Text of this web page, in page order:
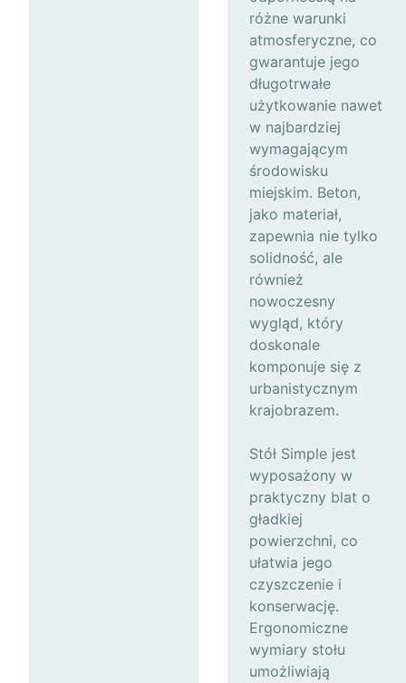
różne warunki
atmosferyczne, co
gwarantuje jego
długotrwałe
użytkowanie nawet
w najbardziej
wymagającym
środowisku
miejskim. Beton,
jako materiał,
zapewnia nie tylko
solidność, ale
również
nowoczesny
wygląd, który
doskonale
komponuje się z
urbanistycznym
krajobrazem.
Stół Simple jest
wyposażony w
praktyczny blat o
gładkiej
powierzchni, co
ułatwia jego
czyszczenie i
konserwację.
Ergonomiczne
wymiary stołu
umożliwiają